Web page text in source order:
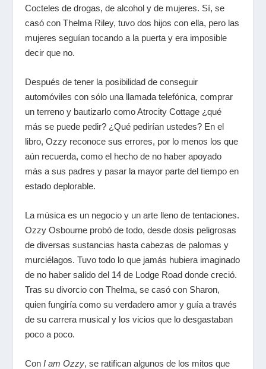
Cocteles de drogas, de alcohol y de mujeres. Sí, se
casó con Thelma Riley, tuvo dos hijos con ella, pero las
mujeres seguían tocando a la puerta y era imposible
decir que no.
Después de tener la posibilidad de conseguir
automóviles con sólo una llamada telefónica, comprar
un terreno y bautizarlo como Atrocity Cottage ¿qué
más se puede pedir? ¿Qué pedirían ustedes? En el
libro, Ozzy reconoce sus errores, por lo menos los que
aún recuerda, como el hecho de no haber apoyado
más a sus padres y pasar la mayor parte del tiempo en
estado deplorable.
La música es un negocio y un arte lleno de tentaciones.
Ozzy Osbourne probó de todo, desde dosis peligrosas
de diversas sustancias hasta cabezas de palomas y
murciélagos. Tuvo todo lo que jamás hubiera imaginado
de no haber salido del 14 de Lodge Road donde creció.
Tras su divorcio con Thelma, se casó con Sharon,
quien fungiría como su verdadero amor y guía a través
de su carrera musical y los vicios que lo desgastaban
poco a poco.
ConI am Ozzy, se ratifican algunos de los mitos que